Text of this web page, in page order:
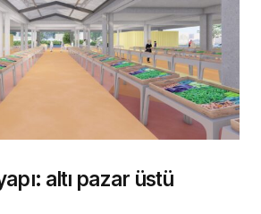
altı pazar üstü